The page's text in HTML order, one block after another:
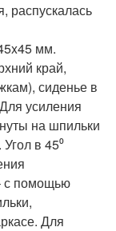
распускалась
мм.
край,
сиденье в
усиления
на шпильки
в 45⁰
с помощью
Для